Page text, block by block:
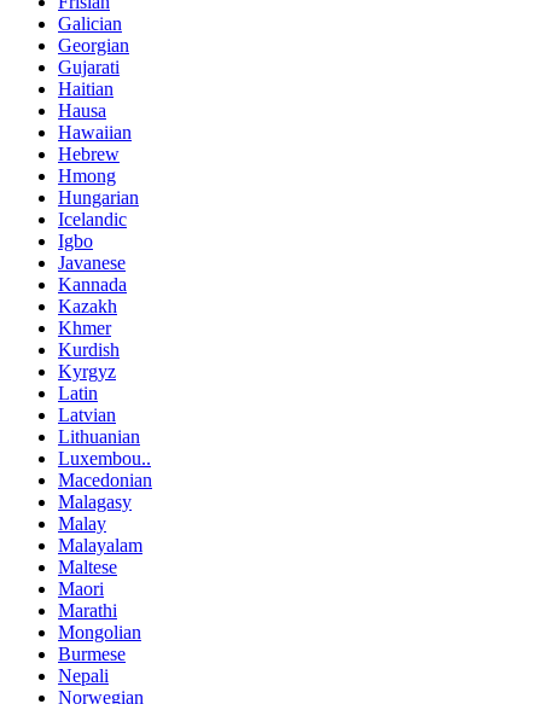
Galician
Georgian
Gujarati
Haitian
Hausa
Hawaiian
Hebrew
Hmong
Hungarian
Icelandic
Igbo
Javanese
Kannada
Kazakh
Khmer
Kurdish
Kyrgyz
Latin
Latvian
Lithuanian
Luxembou..
Macedonian
Malagasy
Malay
Malayalam
Maltese
Maori
Marathi
Mongolian
Burmese
Nepali
Norwegian